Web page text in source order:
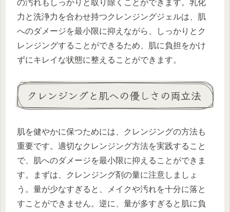
の汚れもしっかりと取り除くことができます。乳化
力と洗浄力を合わせ持つクレンジングジェルは、肌
へのダメージを最小限に抑えながら、しっかりとク
レンジングすることができるため、肌に負担をかけ
ずにキレイな状態に整えることができます。
クレンジングと肌への優しさの両立法
肌を健やかに保つためには、クレンジングの方法も
重要です。適切なクレンジング方法を実践すること
で、肌へのダメージを最小限に抑えることができま
す。まずは、クレンジング剤の量に注意しましょ
う。量が少なすぎると、メイクや汚れを十分に落と
すことができません。逆に、量が多すぎると肌に負